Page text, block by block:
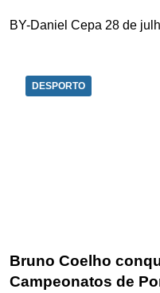
BY-Daniel Cepa 28 de
DESPORTO
Bruno Coelho
Campeonatos de